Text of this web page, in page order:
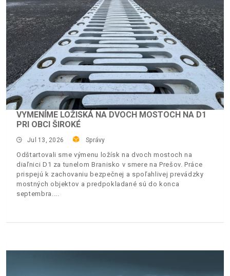
VYMENÍME LOŽISKÁ NA DVOCH MOSTOCH NA D1
PRI OBCI ŠIROKÉ
Jul 13, 2026 Správy
Odštartovali sme výmenu ložísk na dvoch mostoch na
diaľnici D1 za tunelom Branisko v smere na Prešov. Práce
prispejú k zachovaniu bezpečnej a spoľahlivej prevádzky
mostných objektov a predpokladané sú do konca
septembra.